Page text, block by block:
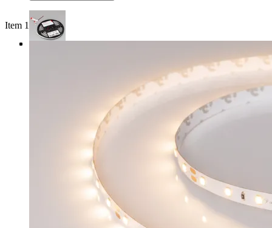
Item 1 of 4